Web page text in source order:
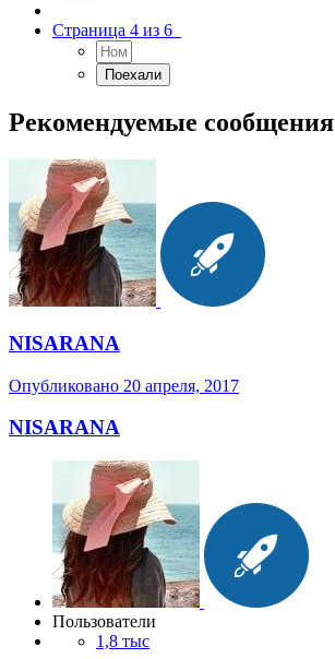
Страница 4 из 6
Рекомендуемые сообщения
NISARANA
Опубликовано 20 апреля, 2017
NISARANA
Пользователи
1,8 тыс